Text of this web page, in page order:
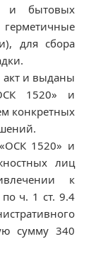
и бытовых
для сбора
акт и выданы
1520» и
конкретных
1520» и
лиц
к
ч. 1 ст. 9.4
сумму 340